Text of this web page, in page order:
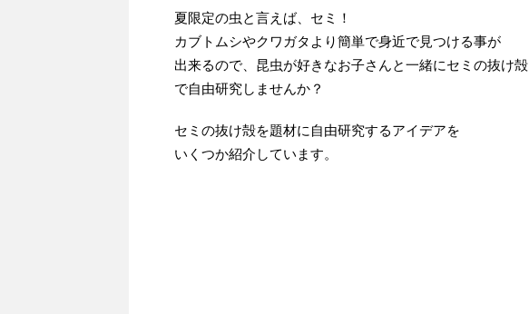
夏限定の虫と言えば、セミ！
カブトムシやクワガタより簡単で身近で見つける事が
出来るので、昆虫が好きなお子さんと一緒にセミの抜け殻
で自由研究しませんか？
セミの抜け殻を題材に自由研究するアイデアを
いくつか紹介しています。